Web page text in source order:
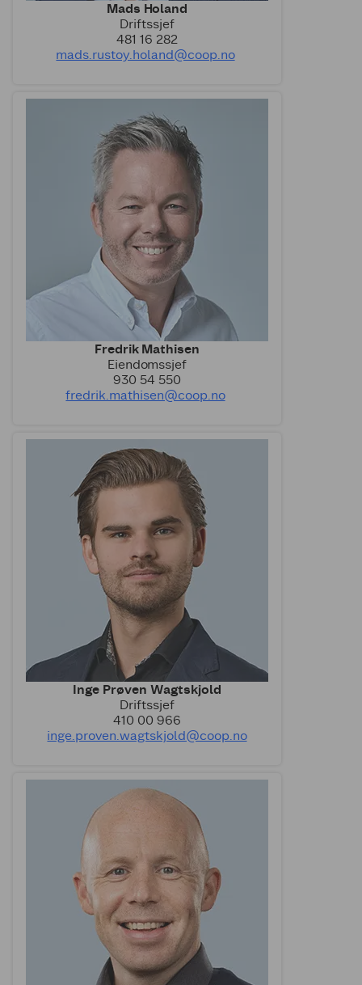
Mads Holand
Driftssjef
481 16 282
mads.rustoy.holand@coop.no
Fredrik Mathisen
Eiendomssjef
930 54 550
fredrik.mathisen@coop.no
Inge Prøven Wagtskjold
Driftssjef
410 00 966
inge.proven.wagtskjold@coop.no